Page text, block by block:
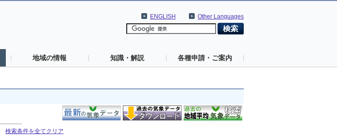
Other Languages
ENGLISH
地域の情報 知識・解説 各種申請・ご案内
検索条件を全てクリア